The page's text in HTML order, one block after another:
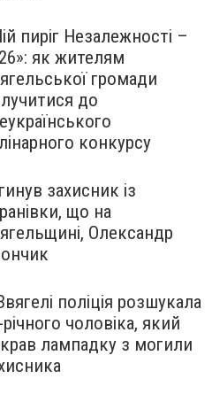
пиріг Незалежності –
як жителям
громади
до
конкурсу
захисник із
що на
Олександр
поліція розшукала
чоловіка, який
лампадку з могили